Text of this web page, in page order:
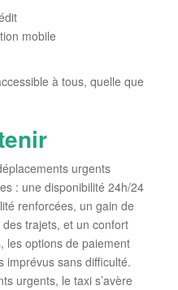
mobile
à tous, quelle que
urgents
: une disponibilité 24h/24
renforcées, un gain de
trajets, et un confort
les options de paiement
imprévus sans difficulté.
urgents, le taxi s’avère